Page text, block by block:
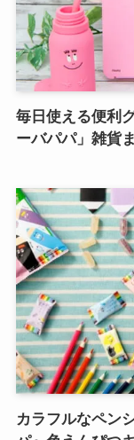
毎日使える便利
ーバパパ」雑貨
カラフルなペン